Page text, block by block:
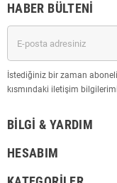
HABER BÜLTENI
İstediğiniz bir zaman
kısmındaki iletişim
BILGI & YARDIM
HESABIM